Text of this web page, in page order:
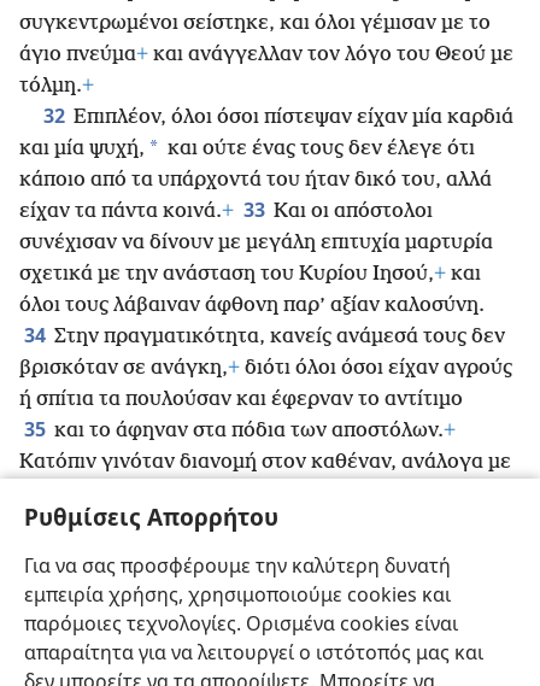
Ρυθμίσεις Απορρήτου
Για να σας προσφέρουμε την καλύτερη δυνατή
εμπειρία χρήσης, χρησιμοποιούμε cookies και
παρόμοιες τεχνολογίες. Ορισμένα cookies είναι
απαραίτητα για να λειτουργεί ο ιστότοπός μας και
συγκεντρωμένοι σείστηκε, και όλοι γέμισαν με το
άγιο πνεύμα+ και ανάγγελλαν τον λόγο του Θεού με
τόλμη.+
32 Επιπλέον, όλοι όσοι πίστεψαν είχαν μία καρδιά
και μία ψυχή, * και ούτε ένας τους δεν έλεγε ότι
κάποιο από τα υπάρχοντά του ήταν δικό του, αλλά
είχαν τα πάντα κοινά.+ 33 Και οι απόστολοι
συνέχισαν να δίνουν με μεγάλη επιτυχία μαρτυρία
σχετικά με την ανάσταση του Κυρίου Ιησού,+ και
όλοι τους λάβαιναν άφθονη παρ’ αξίαν καλοσύνη.
34 Στην πραγματικότητα, κανείς ανάμεσά τους δεν
βρισκόταν σε ανάγκη,+ διότι όλοι όσοι είχαν αγρούς
ή σπίτια τα πουλούσαν και έφερναν το αντίτιμο
35 και το άφηναν στα πόδια των αποστόλων.+
Κατόπιν γινόταν διανομή στον καθέναν, ανάλογα με
απόστολοι ονόμασαν και Βαρνάβα
μεταφράζεται «γιος παρηγοριάς»), Λευίτης με
καταγωγή από την Κύπρο, 37 πούλησε ένα κομμάτι
γης που είχε και έφερε τα χρήματα και τα άφησε στα
πόδια των αποστόλων.+